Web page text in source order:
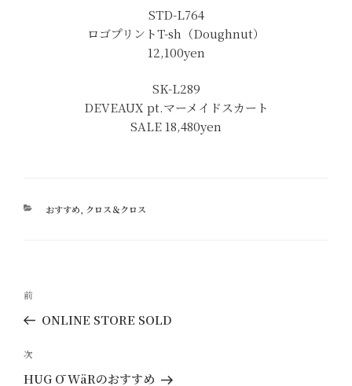
STD-L764
ロゴプリントT-sh（Doughnut）
12,100yen
SK-L289
DEVEAUX pt.マーメイドスカート
SALE 18,480yen
カ
おすすめ クロス＆クロス
投
ナ
ビ
ゲ
過
去
投
稿
前
ONLINE STORE SOLD
次
の
次
HUG Ō WäRのおすすめ